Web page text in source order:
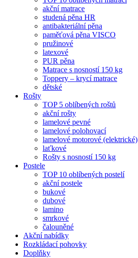
akční matrace
studená pěna HR
antibakteriální pěna
paměťová pěna VISCO
pružinové
latexové
PUR pěna
Matrace s nosností 150 kg
Toppery – krycí matrace
dětské
Rošty
TOP 5 oblíbených roštů
akční rošty
lamelové pevné
lamelové polohovací
lamelové motorové (elektrické)
laťkové
Rošty s nosností 150 kg
Postele
TOP 10 oblíbených postelí
akční postele
bukové
dubové
lamino
smrkové
čalouněné
Akční nabídky
Rozkládací pohovky
Doplňky